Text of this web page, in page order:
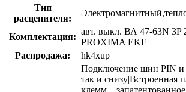
Тип
расцепителя:
Комплектация:
авт. выкл. ВА 47-63N 3P
PROXIMA EKF
Распродажа:
hk4xup
Подключение шин PIN и
так и снизу|Встроенная
клемм –